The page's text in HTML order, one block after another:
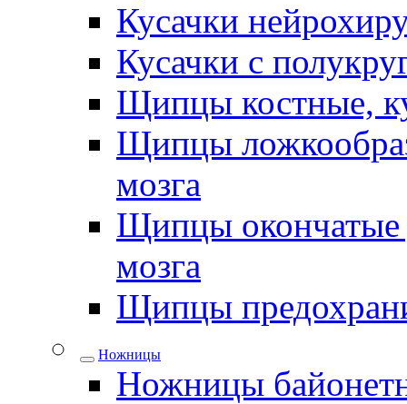
Кусачки
Кусачки с
Щипцы костные,
Щипцы
мозга
Щипцы окончатые
мозга
Щипцы
Ножницы
Ножницы